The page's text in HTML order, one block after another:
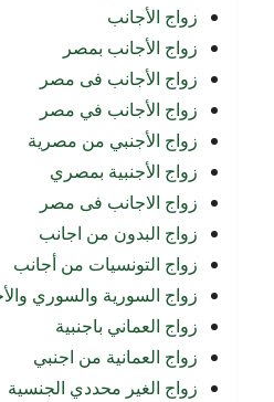
زواج الأجانب
زواج الأجانب بمصر
زواج الأجانب فى مصر
زواج الأجانب في مصر
زواج الأجنبي من مصرية
زواج الأجنبية بمصري
زواج الاجانب فى مصر
زواج البدون من اجانب
زواج التونسيات من أجانب
زواج السورية والسوري
زواج العماني باجنبية
زواج العمانية من اجنبي
زواج الغير محددي الجنسية